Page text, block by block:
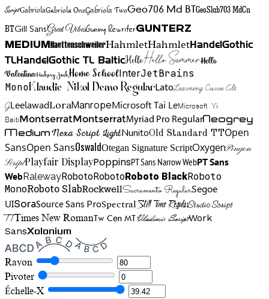
ScriptGabriolaGabriola OneGabriola TwoGeo706 Md BTGeoSlab703 MdCn
BTGill SansGreat VibesGunny RewriterGunterz
Medium HaettenschweilerHahmletHahmletHandelGothic
TLHandelGothic TL BalticHelloHello SummerHello
ValentinaHickory JackHome SchoolInterJetBrains
MonoKlaudie Nikol Demo RegularLatoLearning Curve Alt
GLeelawadLoraManropeMicrosoft Tai LeMicrosoft Yi
BaitiMontserratMontserratMyriad Pro RegularNeogrey
MediumNexa Script LightNunitoOld Standard TTOpen
SansOpen SansOswaldOtegan Signature ScriptOxygenPinyon
ScriptPlayfair DisplayPoppinsPT Sans Narrow WebPT Sans
WebRalewayRobotoRobotoRoboto BlackRoboto
MonoRoboto SlabRockwellSacramento RegularSegoe
UISoraSource Sans ProSpectralStill Time RegularStudio Script
TTTimes New RomanTw Cen MTVladimir ScriptWork
SansXolonium
Rayon
Pivoter
Échelle-X